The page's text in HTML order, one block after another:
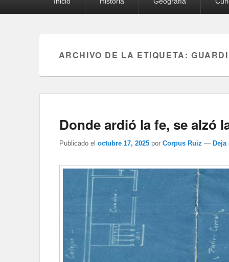
ARCHIVO DE LA ETIQUETA:
Donde ardió la fe, se alzó
Publicado el octubre 17, 2025 por Corpus Ruiz —